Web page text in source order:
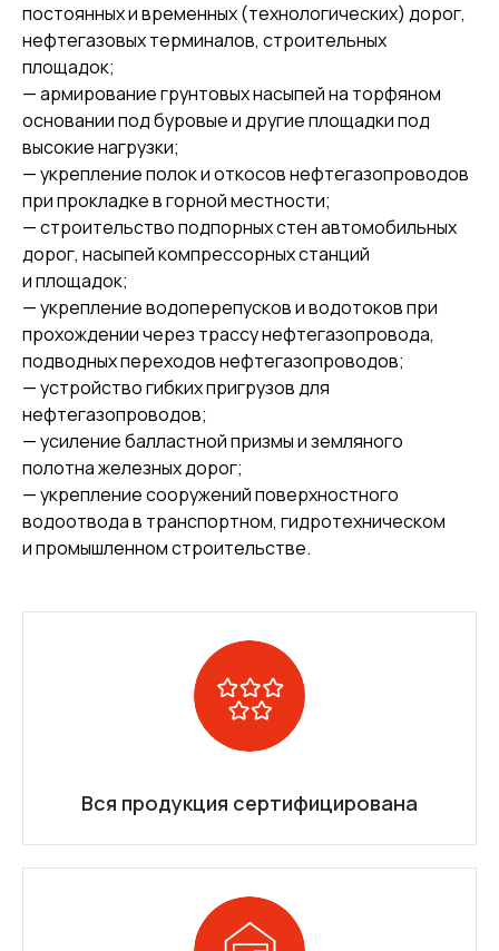
постоянных и временных (технологических) дорог,
нефтегазовых терминалов, строительных
площадок;
— армирование грунтовых насыпей на торфяном
основании под буровые и другие площадки под
высокие нагрузки;
— укрепление полок и откосов нефтегазопроводов
при прокладке в горной местности;
— строительство подпорных стен автомобильных
дорог, насыпей компрессорных станций
и площадок;
— укрепление водоперепусков и водотоков при
прохождении через трассу нефтегазопровода,
подводных переходов нефтегазопроводов;
— устройство гибких пригрузов для
нефтегазопроводов;
— усиление балластной призмы и земляного
полотна железных дорог;
— укрепление сооружений поверхностного
водоотвода в транспортном, гидротехническом
и промышленном строительстве.
Вся продукция сертифицирована